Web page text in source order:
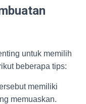
untuk memilih
beberapa tips:
memiliki
memuaskan.